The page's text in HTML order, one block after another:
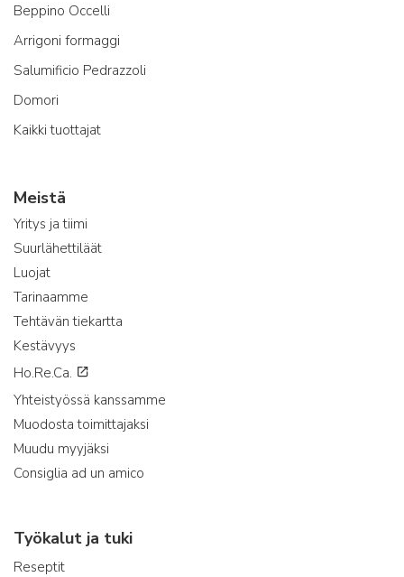
Beppino Occelli
Arrigoni formaggi
Salumificio Pedrazzoli
Domori
Kaikki tuottajat
Meistä
Yritys ja tiimi
Suurlähettiläät
Luojat
Tarinaamme
Tehtävän tiekartta
Kestävyys
Ho.Re.Ca.
Yhteistyössä kanssamme
Muodosta toimittajaksi
Muudu myyjäksi
Consiglia ad un amico
Työkalut ja tuki
Reseptit